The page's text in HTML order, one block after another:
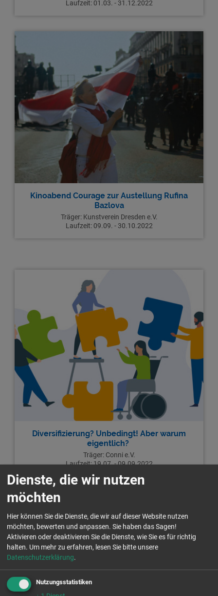
Laufzeit: 01.03. - 31.12.2022
Kinoabend Courage zur Austellung Rufina
Bazlova
Träger: Kunstverein Dresden e.V.
Laufzeit: 09.09. - 30.10.2022
Diversifizierung? Unbedingt! Aber warum
eigentlich?
Träger: Conni e.V.
Laufzeit: 19.07. - 09.09.2022
Dienste, die wir nutzen
möchten
Hier können Sie die Dienste, die wir auf dieser Website nutzen
möchten, bewerten und anpassen. Sie haben das Sagen!
Aktivieren oder deaktivieren Sie die Dienste, wie Sie es für richtig
halten. Um mehr zu erfahren, lesen Sie bitte unsere
Datenschutzerklärung.
Nutzungsstatistiken